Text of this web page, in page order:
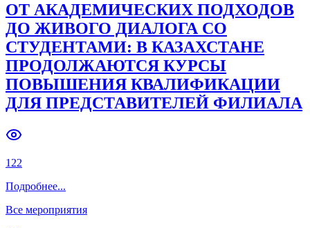
ОТ АКАДЕМИЧЕСКИХ ПОДХОДОВ
ДО ЖИВОГО ДИАЛОГА СО
СТУДЕНТАМИ: В КАЗАХСТАНЕ
ПРОДОЛЖАЮТСЯ КУРСЫ
ПОВЫШЕНИЯ КВАЛИФИКАЦИИ
ДЛЯ ПРЕДСТАВИТЕЛЕЙ ФИЛИАЛА
122
Подробнее...
Все мероприятия